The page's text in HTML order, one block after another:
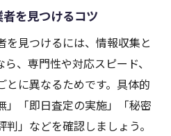
を見つけるコツ
を見つけるには、情報収集と
、専門性や対応スピード、
に異なるためです。具体的
」「即日査定の実施」「秘密
」などを確認しましょう。